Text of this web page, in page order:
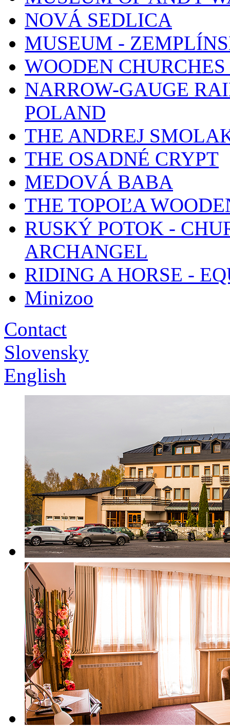
NOVÁ SEDLICA
MUSEUM -
WOODEN
NARROW-GAUGE
POLAND
THE ANDREJ
THE OSADNÉ CRYPT
MEDOVÁ BABA
THE TOPOĽA
RUSKÝ POTOK -
ARCHANGEL
RIDING A HORSE -
Minizoo
Contact
Slovensky
English